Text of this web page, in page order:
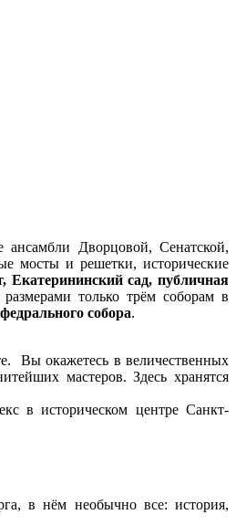
ансамбли Дворцовой, Сенатской,
мосты и решетки, исторические
Екатерининский сад, публичная
только трём соборам в
собора.
Вы окажетесь в величественных
мастеров. Здесь хранятся
в историческом центре Санкт-
в нём необычно все: история,